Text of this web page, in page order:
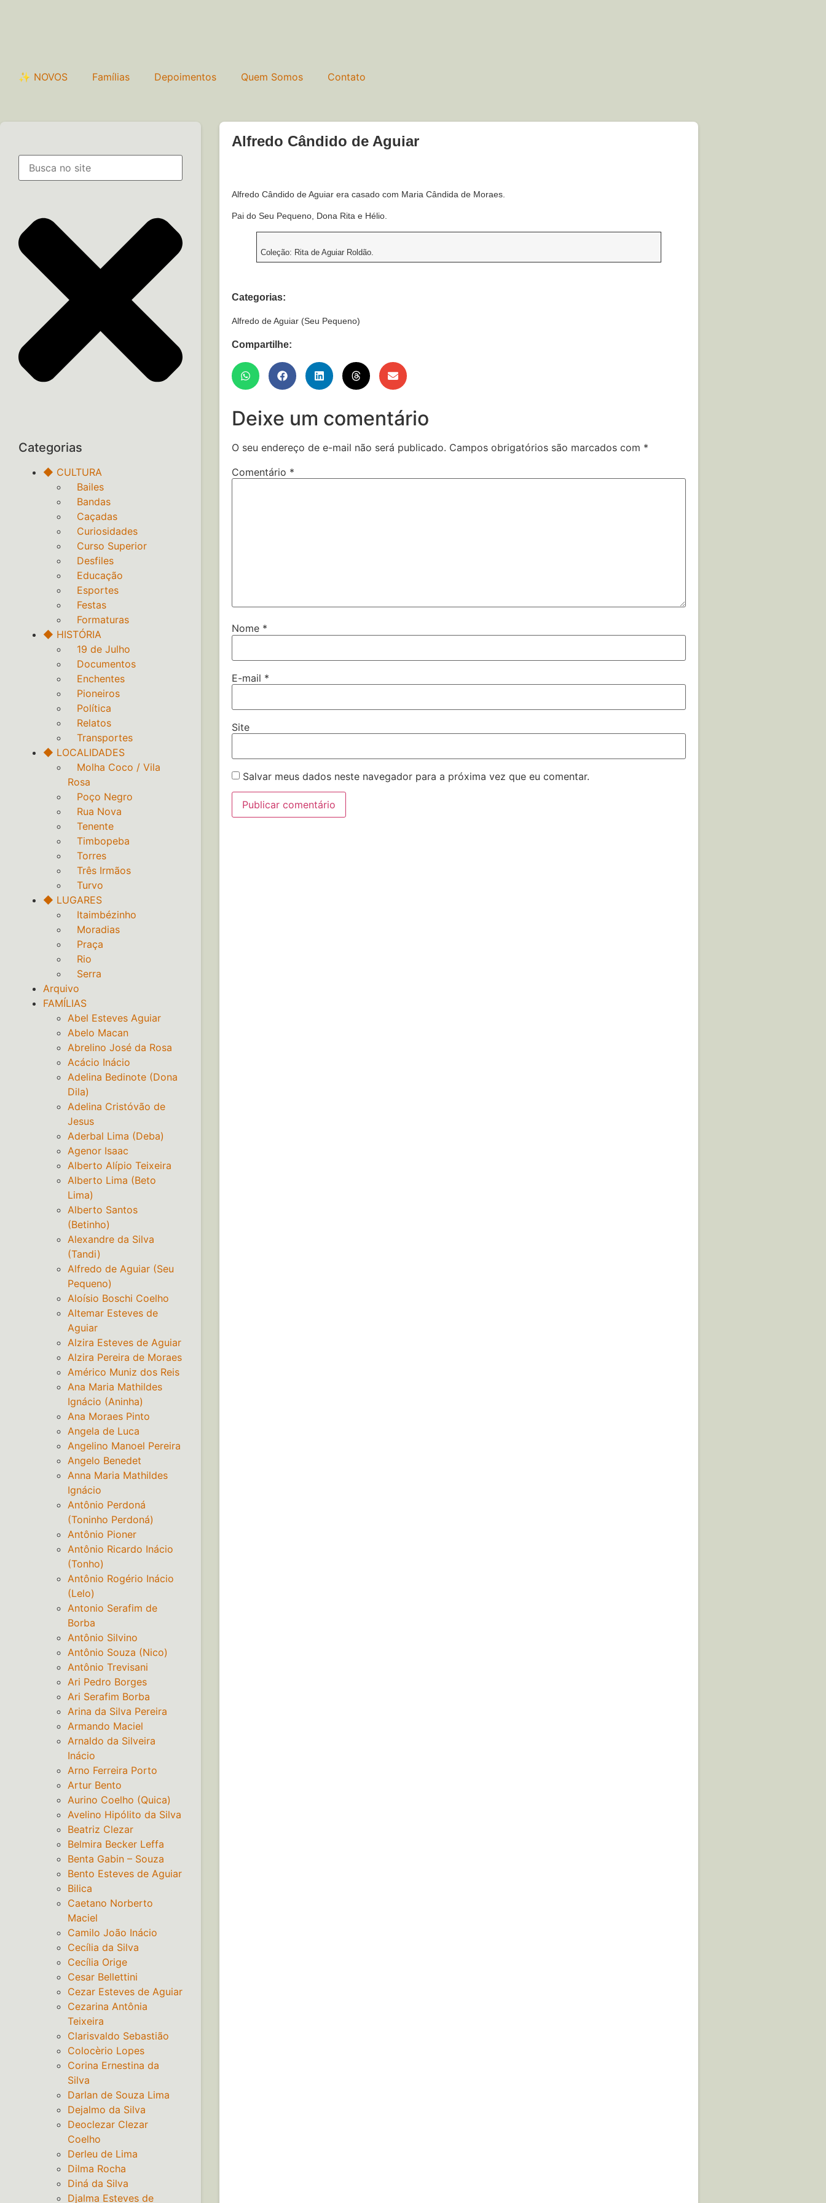
✨ NOVOS Famílias Depoimentos Quem Somos Contato
Categorias
◆ CULTURA
‎ ‎ ‎ Bailes
‎ ‎ ‎ Bandas
‎ ‎ ‎ Caçadas
‎ ‎ ‎ Curiosidades
‎ ‎ ‎ Curso Superior
‎ ‎ ‎ Desfiles
‎ ‎ ‎ Educação
‎ ‎ ‎ Esportes
‎ ‎ ‎ Festas
‎ ‎ ‎ Formaturas
◆ HISTÓRIA
‎ ‎ ‎ 19 de Julho
‎ ‎ ‎ Documentos
‎ ‎ ‎ Enchentes
‎ ‎ ‎ Pioneiros
‎ ‎ ‎ Política
‎ ‎ ‎ Relatos
‎ ‎ ‎ Transportes
◆ LOCALIDADES
‎ ‎ ‎ Molha Coco / Vila
Rosa
‎ ‎ ‎ Poço Negro
‎ ‎ ‎ Rua Nova
‎ ‎ ‎ Tenente
‎ ‎ ‎ Timbopeba
‎ ‎ ‎ Torres
‎ ‎ ‎ Três Irmãos
‎ ‎ ‎ Turvo
◆ LUGARES
‎ ‎ ‎ Itaimbézinho
‎ ‎ ‎ Moradias
‎ ‎ ‎ Praça
‎ ‎ ‎ Rio
‎ ‎ ‎ Serra
Arquivo
FAMÍLIAS
Abel Esteves Aguiar
Abelo Macan
Abrelino José da Rosa
Acácio Inácio
Adelina Bedinote (Dona
Dila)
Adelina Cristóvão de
Jesus
Aderbal Lima (Deba)
Agenor Isaac
Alberto Alípio Teixeira
Alberto Lima (Beto
Lima)
Alberto Santos
(Betinho)
Alexandre da Silva
(Tandi)
Alfredo de Aguiar (Seu
Pequeno)
Aloísio Boschi Coelho
Altemar Esteves de
Aguiar
Alzira Esteves de Aguiar
Alzira Pereira de Moraes
Américo Muniz dos Reis
Ana Maria Mathildes
Ignácio (Aninha)
Ana Moraes Pinto
Angela de Luca
Angelino Manoel Pereira
Angelo Benedet
Anna Maria Mathildes
Ignácio
Antônio Perdoná
(Toninho Perdoná)
Antônio Pioner
Antônio Ricardo Inácio
(Tonho)
Antônio Rogério Inácio
(Lelo)
Antonio Serafim de
Borba
Antônio Silvino
Antônio Souza (Nico)
Antônio Trevisani
Ari Pedro Borges
Ari Serafim Borba
Arina da Silva Pereira
Armando Maciel
Arnaldo da Silveira
Inácio
Arno Ferreira Porto
Artur Bento
Aurino Coelho (Quica)
Avelino Hipólito da Silva
Beatriz Clezar
Belmira Becker Leffa
Benta Gabin – Souza
Bento Esteves de Aguiar
Bilica
Caetano Norberto
Maciel
Camilo João Inácio
Cecília da Silva
Cecília Orige
Cesar Bellettini
Cezar Esteves de Aguiar
Cezarina Antônia
Teixeira
Clarisvaldo Sebastião
Colocèrio Lopes
Corina Ernestina da
Silva
Darlan de Souza Lima
Dejalmo da Silva
Deoclezar Clezar
Coelho
Derleu de Lima
Dilma Rocha
Diná da Silva
Djalma Esteves de
Alfredo Cândido de Aguiar
Alfredo Cândido de Aguiar era casado com Maria Cândida de Moraes.
Pai do Seu Pequeno, Dona Rita e Hélio.
Coleção: Rita de Aguiar Roldão.
Categorias:
Alfredo de Aguiar (Seu Pequeno)
Compartilhe:
Deixe um comentário
O seu endereço de e-mail não será publicado. Campos obrigatórios são marcados com *
Comentário *
Nome *
E-mail *
Site
Salvar meus dados neste navegador para a próxima vez que eu comentar.